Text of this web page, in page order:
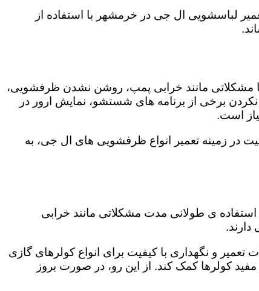
لباسشویی ال جی در خرمشهر با استفاده از
مشکلاتی مانند خرابی پمپ، روشن نشدن ظرفشویی،
برخی از برنامه های شستشو، نمایش ارور در
است.
در زمینه تعمیر انواع ظرفشویی های ال جی، به
ی طولانی مدت مشکلاتی مانند خرابی
و نگهداری با کیفیت برای انواع کولرهای گازی
کولرها کمک کند. از این رو، در صورت بروز